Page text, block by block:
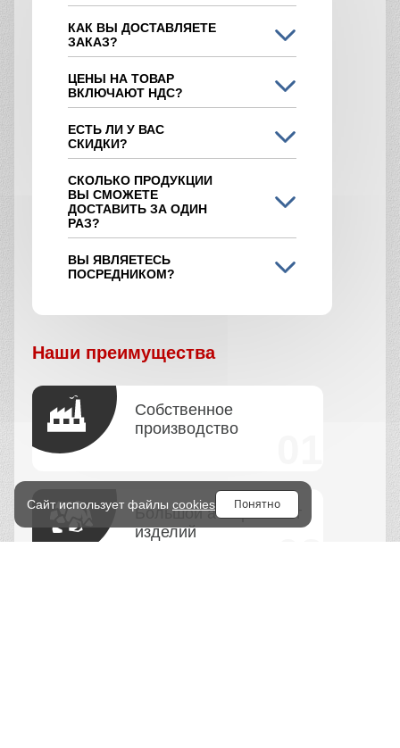
КАК ВЫ ДОСТАВЛЯЕТЕ
ЗАКАЗ?
ЦЕНЫ НА ТОВАР
ВКЛЮЧАЮТ НДС?
ЕСТЬ ЛИ У ВАС
СКИДКИ?
СКОЛЬКО ПРОДУКЦИИ
ВЫ СМОЖЕТЕ
ДОСТАВИТЬ ЗА ОДИН
РАЗ?
ВЫ ЯВЛЯЕТЕСЬ
ПОСРЕДНИКОМ?
Наши преимущества
Собственное
производство
Большой ассортимент
изделий
Сайт использует файлы cookies Понятно